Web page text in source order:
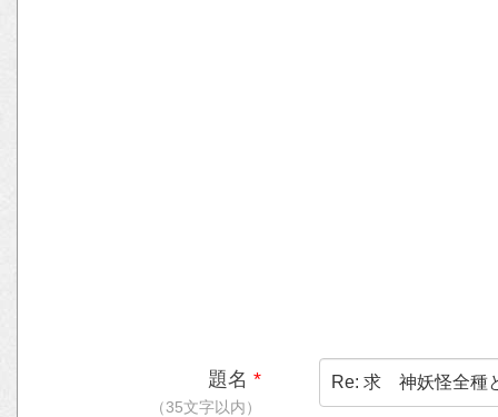
題名 *
（35文字以内）